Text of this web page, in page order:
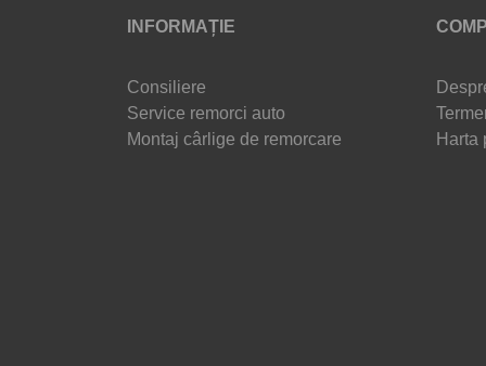
INFORMAȚIE
Consiliere
Service remorci auto
Montaj cârlige de remorcare
Harta